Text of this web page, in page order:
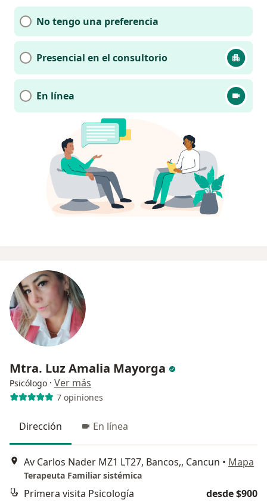
No tengo una preferencia
Presencial en el consultorio
En línea
Mtra. Luz Amalia Mayorga
Psicólogo · Ver más
7 opiniones
Dirección En línea
Av Carlos Nader MZ1 LT27, Bancos,, Cancun • Mapa
Terapeuta Familiar sistémica
Primera visita Psicología
desde $900